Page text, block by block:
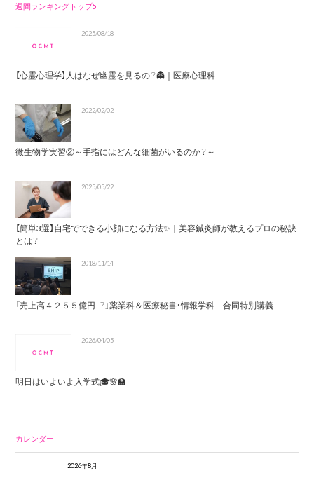
週間ランキングトップ5
2025/08/18
【心霊心理学】人はなぜ幽霊を見るの？👻｜医療心理科
2022/02/02
微生物学実習②～手指にはどんな細菌がいるのか？～
2025/05/22
【簡単3選】自宅でできる小顔になる方法✨｜美容鍼灸師が教えるプロの秘訣
とは？
2018/11/14
「売上高４２５５億円！？」薬業科＆医療秘書・情報学科 合同特別講義
2026/04/05
明日はいよいよ入学式🎓🌸🏫
カレンダー
2026年8月